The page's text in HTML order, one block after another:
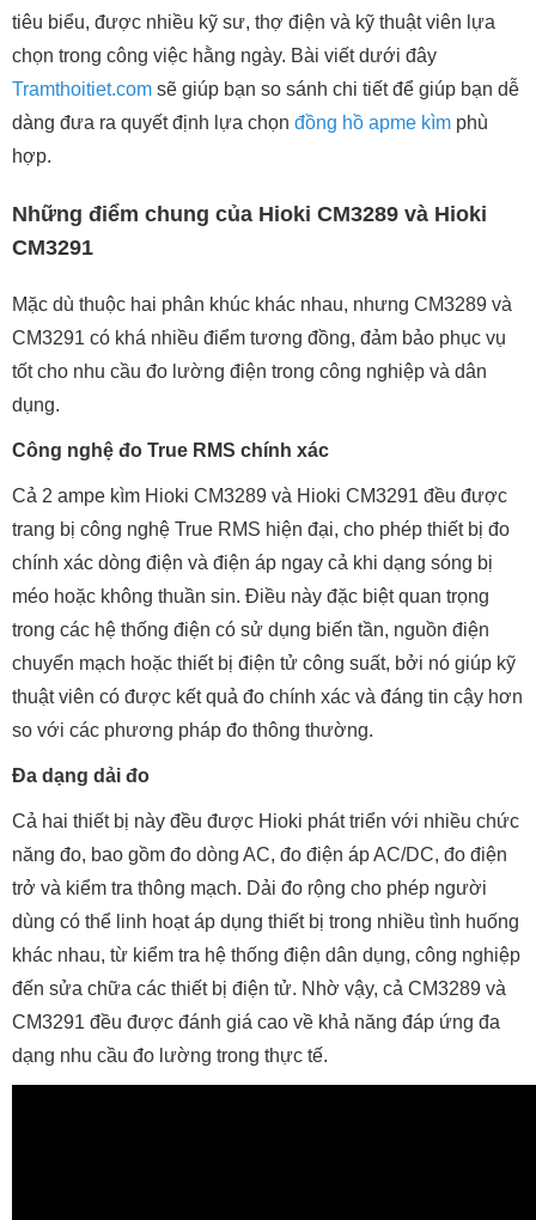
tiêu biểu, được nhiều kỹ sư, thợ điện và kỹ thuật viên lựa
chọn trong công việc hằng ngày. Bài viết dưới đây
Tramthoitiet.com sẽ giúp bạn so sánh chi tiết để giúp bạn dễ
dàng đưa ra quyết định lựa chọn đồng hồ apme kìm phù
hợp.
Những điểm chung của Hioki CM3289 và Hioki
CM3291
Mặc dù thuộc hai phân khúc khác nhau, nhưng CM3289 và
CM3291 có khá nhiều điểm tương đồng, đảm bảo phục vụ
tốt cho nhu cầu đo lường điện trong công nghiệp và dân
dụng.
Công nghệ đo True RMS chính xác
Cả 2 ampe kìm Hioki CM3289 và Hioki CM3291 đều được
trang bị công nghệ True RMS hiện đại, cho phép thiết bị đo
chính xác dòng điện và điện áp ngay cả khi dạng sóng bị
méo hoặc không thuần sin. Điều này đặc biệt quan trọng
trong các hệ thống điện có sử dụng biến tần, nguồn điện
chuyển mạch hoặc thiết bị điện tử công suất, bởi nó giúp kỹ
thuật viên có được kết quả đo chính xác và đáng tin cậy hơn
so với các phương pháp đo thông thường.
Đa dạng dải đo
Cả hai thiết bị này đều được Hioki phát triển với nhiều chức
năng đo, bao gồm đo dòng AC, đo điện áp AC/DC, đo điện
trở và kiểm tra thông mạch. Dải đo rộng cho phép người
dùng có thể linh hoạt áp dụng thiết bị trong nhiều tình huống
khác nhau, từ kiểm tra hệ thống điện dân dụng, công nghiệp
đến sửa chữa các thiết bị điện tử. Nhờ vậy, cả CM3289 và
CM3291 đều được đánh giá cao về khả năng đáp ứng đa
dạng nhu cầu đo lường trong thực tế.